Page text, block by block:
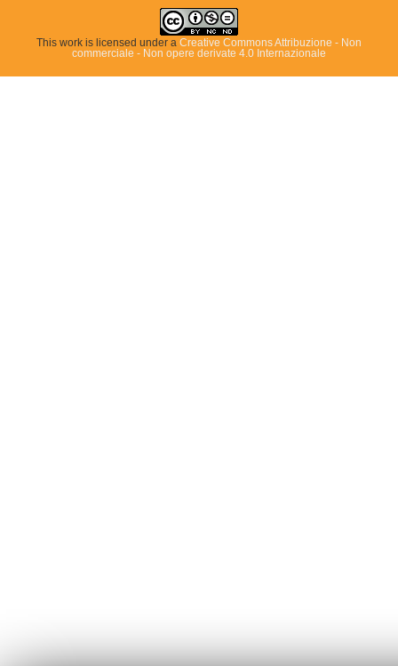
This work is licensed under a Creative Commons Attribuzione - Non
commerciale - Non opere derivate 4.0 Internazionale